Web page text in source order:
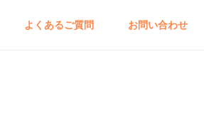
よくあるご質問 お問い合わせ